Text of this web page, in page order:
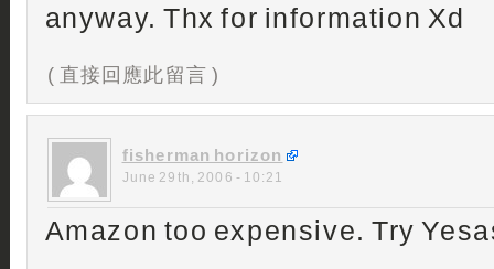
anyway. Thx for information Xd
( 直接回應此留言 )
fisherman horizon
June 29th, 2006 - 10:21
Amazon too expensive. Try